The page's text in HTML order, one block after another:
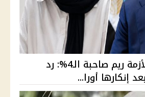
القصة الكاملة لأزمة ريم صاحبة الـ4%: رد
إنكارها أورا...